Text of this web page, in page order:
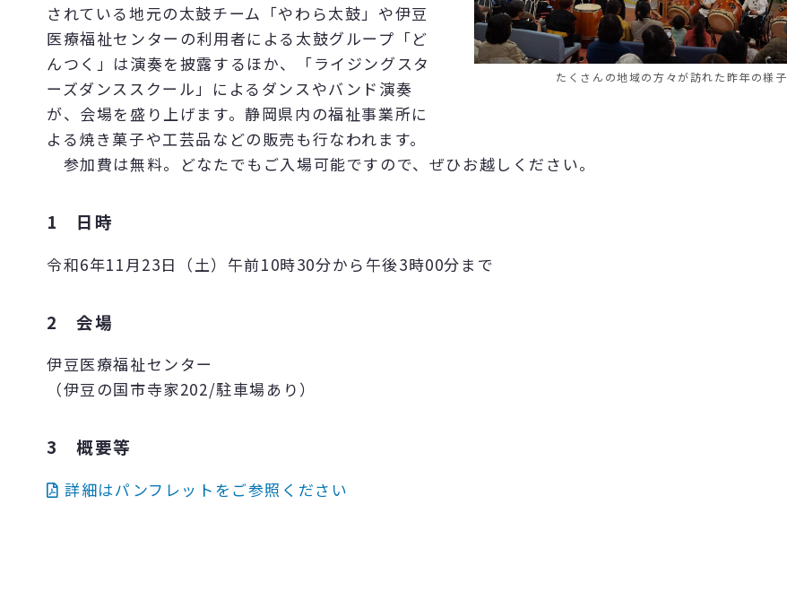
たくさんの地域の方々が訪れた昨年の様子
されている地元の太鼓チーム「やわら太鼓」や伊豆
医療福祉センターの利用者による太鼓グループ「ど
んつく」は演奏を披露するほか、「ライジングスタ
ーズダンススクール」によるダンスやバンド演奏
が、会場を盛り上げます。静岡県内の福祉事業所に
よる焼き菓子や工芸品などの販売も行なわれます。
参加費は無料。どなたでもご入場可能ですので、ぜひお越しください。
1 日時
令和6年11月23日（土）午前10時30分から午後3時00分まで
2 会場
伊豆医療福祉センター
（伊豆の国市寺家202/駐車場あり）
3 概要等
詳細はパンフレットをご参照ください